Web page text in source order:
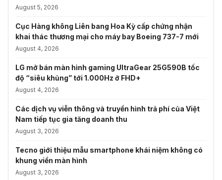
August 5, 2026
Cục Hàng không Liên bang Hoa Kỳ cấp chứng nhận
khai thác thương mại cho máy bay Boeing 737-7 mới
August 4, 2026
LG mở bán màn hình gaming UltraGear 25G590B tốc
độ “siêu khủng” tới 1.000Hz ở FHD+
August 4, 2026
Các dịch vụ viễn thông và truyền hình trả phí của Việt
Nam tiếp tục gia tăng doanh thu
August 3, 2026
Tecno giới thiệu mẫu smartphone khái niệm không có
khung viền màn hình
August 3, 2026